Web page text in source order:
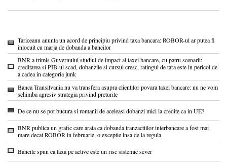
Tariceanu anunta un acord de principiu privind taxa bancara: ROBOR-ul ar putea fi
inlocuit cu marja de dobanda a bancilor
BNR a trimis Guvernului studiul de impact al taxei bancare, cu patru scenarii:
creditarea si PIB-ul scad, dobanzile si cursul cresc, ratingul de tara este in pericol de
a cadea in categoria junk
Banca Transilvania nu va transfera asupra clientilor povara taxei bancare: nu ne vom
schimba agresiv strategia privind preturile
De ce nu se pot bucura si romanii de aceleasi dobanzi mici la credite ca in UE?
BNR publica un grafic care arata ca dobanda tranzactiilor interbancare a fost mai
mare decat ROBOR in februarie, o exceptie insa de la regula
Bancile spun ca taxa pe active este un risc sistemic sever